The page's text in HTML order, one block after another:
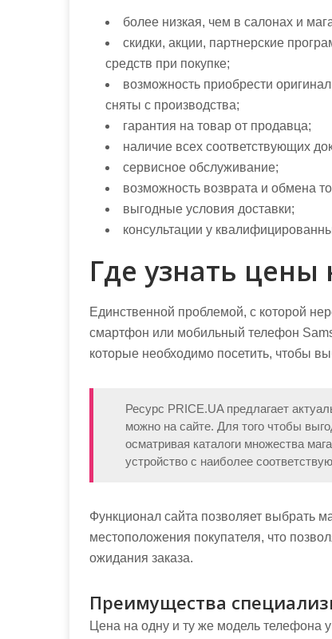
более низкая, чем в салонах и
скидки, акции, партнерские
средств при покупке;
возможность приобрести
сняты с производства;
гарантия на товар от продавца;
наличие всех соответствующих
сервисное обслуживание;
возможность возврата и обмена
выгодные условия доставки;
консультации у
Где узнать цены
Единственной проблемой, с которой
смартфон или мобильный телефон
которые необходимо посетить, чтобы
Ресурс PRICE.UA предлагает
можно на сайте. Для того чтобы
осматривая каталоги множества
устройство с наиболее
Функционал сайта позволяет выбрать
местоположения покупателя, что
ожидания заказа.
Преимущества
Цена на одну и ту же модель телефона